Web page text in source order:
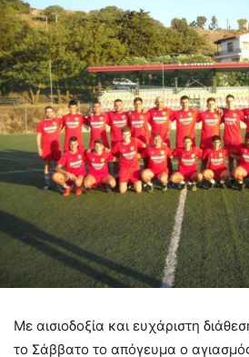
Με αισιοδοξία και ευχάριστη
το Σάββατο το απόγευμα ο